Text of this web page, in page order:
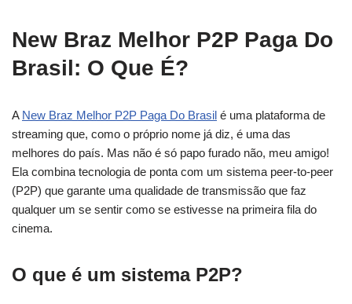
New Braz Melhor P2P Paga Do
Brasil: O Que É?
A New Braz Melhor P2P Paga Do Brasil é uma plataforma de
streaming que, como o próprio nome já diz, é uma das
melhores do país. Mas não é só papo furado não, meu amigo!
Ela combina tecnologia de ponta com um sistema peer-to-peer
(P2P) que garante uma qualidade de transmissão que faz
qualquer um se sentir como se estivesse na primeira fila do
cinema.
O que é um sistema P2P?